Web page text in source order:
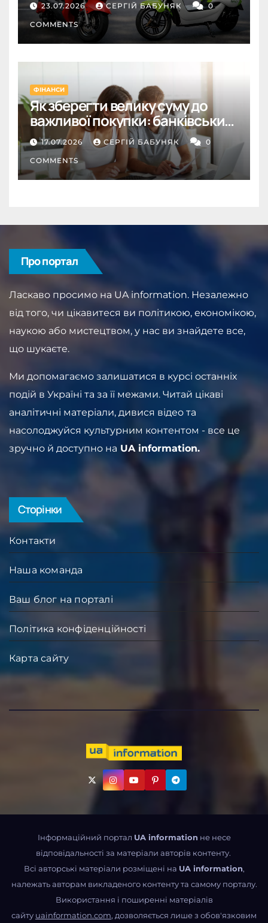
23.07.2026 СЕРГІЙ БАБУНЯК 0
COMMENTS
ФІНАНСИ
Як зберегти велику суму до
важливої покупки: банківський
депозит як інструмент
дисципліни
17.07.2026 СЕРГІЙ БАБУНЯК 0
COMMENTS
Про портал
Ласкаво просимо на UA information. Незалежно
від того, чи цікавитеся ви політикою, економікою,
наукою або мистецтвом, у нас ви знайдете все,
що шукаєте.
Ми допомагаємо залишатися в курсі останніх
подій в Україні та за її межами. Читай цікаві
аналітичні матеріали, дивися відео та
насолоджуйся культурним контентом - все це
зручно й доступно на UA information.
Сторінки
Контакти
Наша команда
Ваш блог на порталі
Політика конфіденційності
Карта сайту
Інформаційний портал UA information не несе
відповідальності за матеріали авторів контенту.
Всі авторські матеріали розміщені на UA information,
належать авторам викладеного контенту та самому порталу.
Використання і поширенні матеріалів
сайту uainformation.com, дозволяється лише з обов'язковим